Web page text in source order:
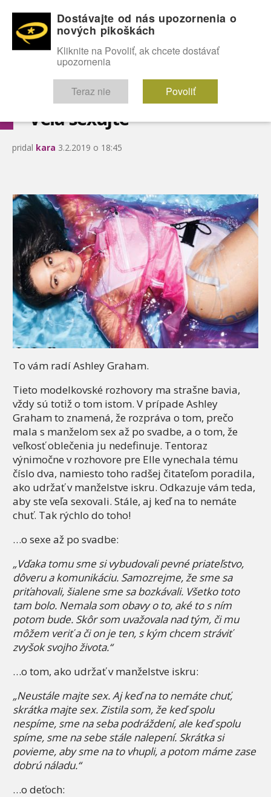
OMG! SEXICE
Veľa sexujte
pridal kara 3.2.2019 o 18:45
To vám radí Ashley Graham.
Tieto modelkovské rozhovory ma strašne bavia,
vždy sú totiž o tom istom. V prípade Ashley
Graham to znamená, že rozpráva o tom, prečo
mala s manželom sex až po svadbe, a o tom, že
veľkosť oblečenia ju nedefinuje. Tentoraz
výnimočne v rozhovore pre Elle vynechala tému
číslo dva, namiesto toho radšej čitateľom poradila,
ako udržať v manželstve iskru. Odkazuje vám teda,
aby ste veľa sexovali. Stále, aj keď na to nemáte
chuť. Tak rýchlo do toho!
…o sexe až po svadbe:
„Vďaka tomu sme si vybudovali pevné priateľstvo,
dôveru a komunikáciu. Samozrejme, že sme sa
priťahovali, šialene sme sa bozkávali. Všetko toto
tam bolo. Nemala som obavy o to, aké to s ním
potom bude. Skôr som uvažovala nad tým, či mu
môžem veriť a či on je ten, s kým chcem stráviť
zvyšok svojho života.“
…o tom, ako udržať v manželstve iskru:
„Neustále majte sex. Aj keď na to nemáte chuť,
skrátka majte sex. Zistila som, že keď spolu
nespíme, sme na seba podráždení, ale keď spolu
spíme, sme na sebe stále nalepení. Skrátka si
povieme, aby sme na to vhupli, a potom máme zase
dobrú náladu.“
…o deťoch:
Dostávajte od nás upozornenia o
nových pikoškách
Kliknite na Povoliť, ak chcete dostávať
upozornenia
Teraz nie Povoliť